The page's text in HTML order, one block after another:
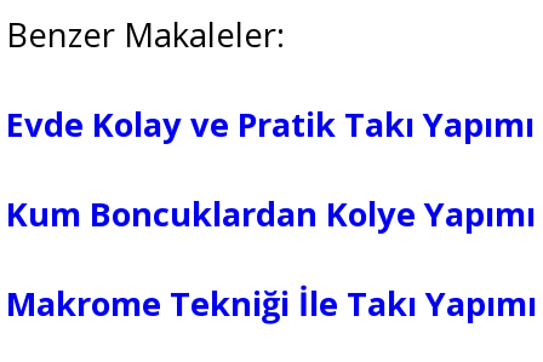
Benzer Makaleler:
Evde Kolay ve Pratik Takı Yapımı
Kum Boncuklardan Kolye Yapımı
Makrome Tekniği İle Takı Yapımı